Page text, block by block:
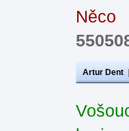
Artur Dent